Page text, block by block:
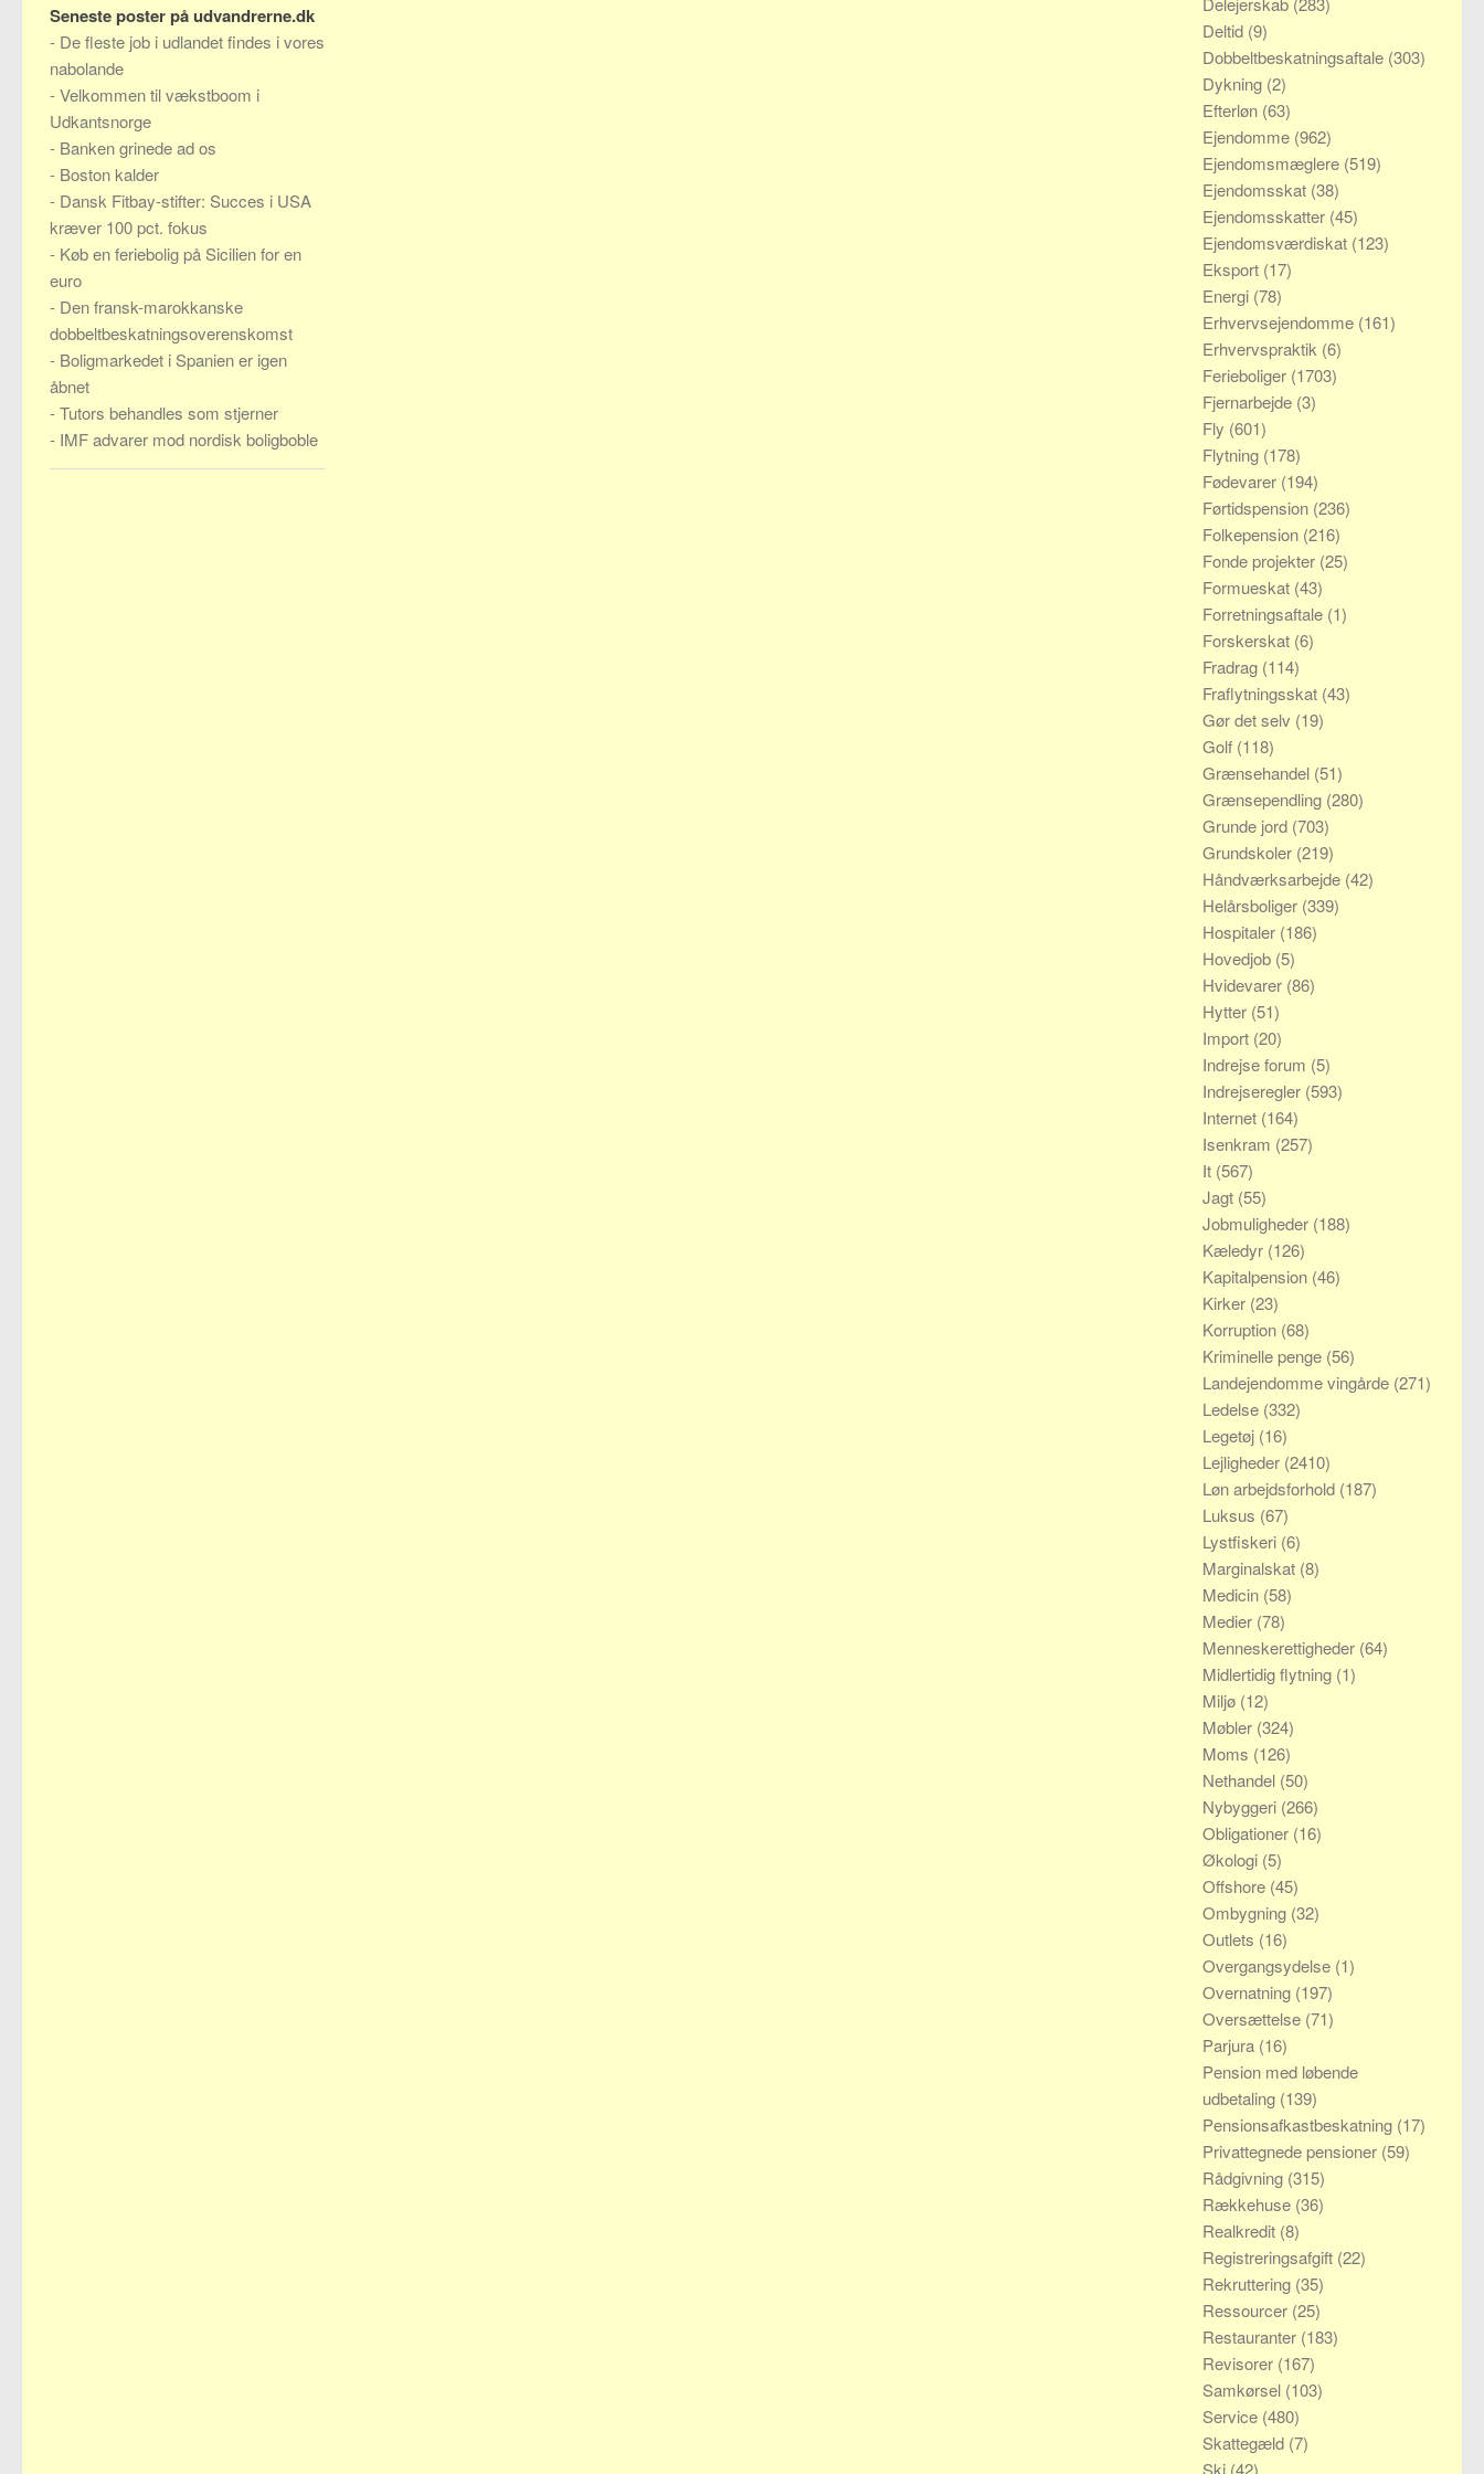
Seneste poster på udvandrerne.dk
- De fleste job i udlandet findes i vores
nabolande
-Velkommen til vækstboom i
Udkantsnorge
- Banken grinede ad os
- Boston kalder
- Dansk Fitbay-stifter: Succes i USA
kræver 100 pct. fokus
- Køb en feriebolig på Sicilien for en
euro
- Den fransk-marokkanske
dobbeltbeskatningsoverenskomst
- Boligmarkedet i Spanien er igen
åbnet
-Tutors behandles som stjerner
- IMF advarer mod nordisk boligboble
Deltid (9)
Dobbeltbeskatningsaftale (303)
Dykning (2)
Efterløn (63)
Ejendomme (962)
Ejendomsmæglere (519)
Ejendomsskat (38)
Ejendomsskatter (45)
Ejendomsværdiskat (123)
Eksport (17)
Energi (78)
Erhvervsejendomme (161)
Erhvervspraktik (6)
Ferieboliger (1703)
Fjernarbejde (3)
Fly (601)
Flytning (178)
Fødevarer (194)
Førtidspension (236)
Folkepension (216)
Fonde projekter (25)
Formueskat (43)
Forretningsaftale (1)
Forskerskat (6)
Fradrag (114)
Fraflytningsskat (43)
Gør det selv (19)
Golf (118)
Grænsehandel (51)
Grænsependling (280)
Grunde jord (703)
Grundskoler (219)
Håndværksarbejde (42)
Helårsboliger (339)
Hospitaler (186)
Hovedjob (5)
Hvidevarer (86)
Hytter (51)
Import (20)
Indrejse forum (5)
Indrejseregler (593)
Internet (164)
Isenkram (257)
It (567)
Jagt (55)
Jobmuligheder (188)
Kæledyr (126)
Kapitalpension (46)
Kirker (23)
Korruption (68)
Kriminelle penge (56)
Landejendomme vingårde (271)
Ledelse (332)
Legetøj (16)
Lejligheder (2410)
Løn arbejdsforhold (187)
Luksus (67)
Lystfiskeri (6)
Marginalskat (8)
Medicin (58)
Medier (78)
Menneskerettigheder (64)
Midlertidig flytning (1)
Miljø (12)
Møbler (324)
Moms (126)
Nethandel (50)
Nybyggeri (266)
Obligationer (16)
Økologi (5)
Offshore (45)
Ombygning (32)
Outlets (16)
Overgangsydelse (1)
Overnatning (197)
Oversættelse (71)
Parjura (16)
Pension med løbende
udbetaling (139)
Pensionsafkastbeskatning (17)
Privattegnede pensioner (59)
Rådgivning (315)
Rækkehuse (36)
Realkredit (8)
Registreringsafgift (22)
Rekruttering (35)
Ressourcer (25)
Restauranter (183)
Revisorer (167)
Samkørsel (103)
Service (480)
Skattegæld (7)
Ski (42)